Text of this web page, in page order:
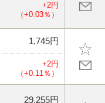
+2円
（+0.03％）
1,745円
+2円
（+0.11％）
29,255円